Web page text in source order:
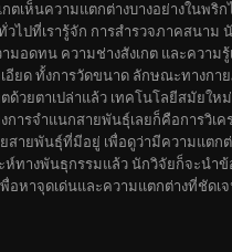
ตเห็นความแตกต่างบางอย่างในพ
ไปที่เรารู้จัก การสำรวจภาคสนา
ดทน ความช่างสังเกต และความรู้
อียด ทั้งการวัดขนาด ลักษณะทาง
ด้วยตาเปล่าแล้ว เทคโนโลยีสมัย
การจำแนกสายพันธุ์เลยก็คือการวิ
ายพันธุ์ที่มีอยู่ เพื่อดูว่ามีความแต
ห์ทางพันธุกรรมแล้ว นักวิจัยก็จะน
หาจุดเด่นและความแตกต่างที่ชัดเ